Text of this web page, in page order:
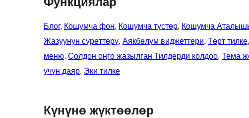
Блог, Кошумча фон, Кошумча түстөр, Кошумча
Жазуунун сүрөттөрү, Аякбөлүм виджеттери, Төрт тилке,
меню, Солдон оңго жазылган Тилдерди колдоо, Тема
үчүн даяр, Эки тилке
Күнүнө жүктөөлөр